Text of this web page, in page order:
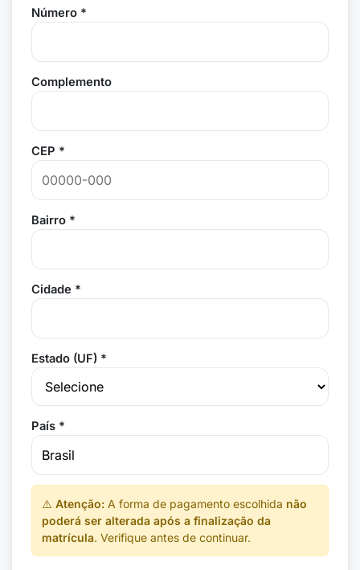
Número *
Complemento
CEP *
Bairro *
Cidade *
Estado (UF) *
País *
⚠️ Atenção: A forma de pagamento escolhida não
poderá ser alterada após a finalização da
matrícula. Verifique antes de continuar.